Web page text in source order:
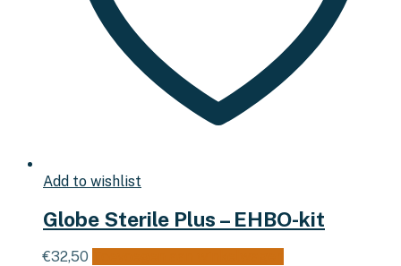
Add to wishlist
Globe Sterile Plus – EHBO-kit
€32,50